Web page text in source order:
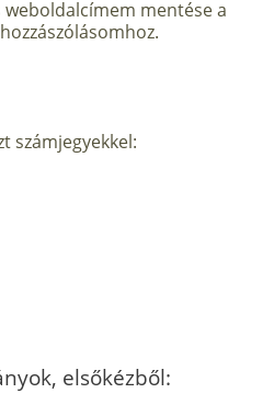
mentése a
számjegyekkel:
elsőkézből: